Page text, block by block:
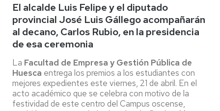
El alcalde Luis Felipe y el diputado
provincial José Luis Gállego acompañarán
al decano, Carlos Rubio, en la presidencia
de esa ceremonia
La Facultad de Empresa y Gestión Pública de
Huesca entrega los premios a los estudiantes con
mejores expedientes este viernes, 21 de abril. En el
acto académico que se celebra con motivo de la
festividad de este centro del Campus oscense,